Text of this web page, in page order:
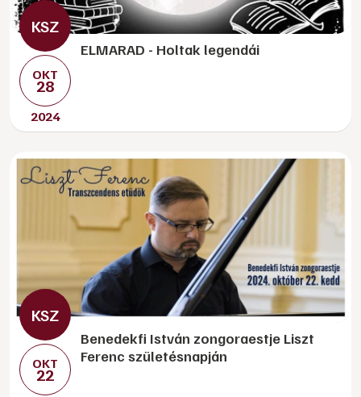
OKT
28
2024
ELMARAD - Holtak legendái
OKT
22
Benedekfi István zongoraestje Liszt
Ferenc születésnapján